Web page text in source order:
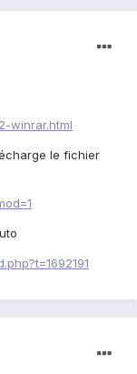
winrar.html
le fichier